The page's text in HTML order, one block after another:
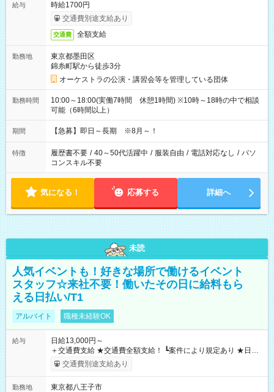
給与
時給1700円
交通費別途支給あり
交通費 全額支給
勤務地
東京都墨田区
錦糸町駅から徒歩3分
オーケストラの公演・講習会等を管理している団体
勤務時間
10:00～18:00(実働7時間 休憩1時間) ※10時～18時の中で相談
可能（6時間以上）
期間 【急募】即日～長期 ※8月～！
特徴 履歴書不要 / 40～50代活躍中 / 服装自由 / 電話対応なし / パソ
コンスキル不要
気になる！ 応募する 詳細へ
未読
人気イベントも！好きな場所で働けるイベント
スタッフ☆来社不要！働いたその日に給料もら
える日払い/T1
アルバイト 職種未経験OK
給与
日給13,000円～
＋交通費支給 ★交通費全額支給！ ┗案件により規定あり ★日払
いOK！（規定あり） ┗働いたその日に現金GET♪ お仕事後はコ
ンビニATMから 日払い分を引き落とせます！ 【試用期間】試
交通費別途支給あり
勤務地
東京都八王子市